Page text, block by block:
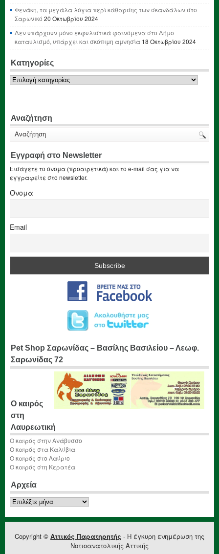
Φενάκη, τα μεγάλα λόγια περί κάθαρσης των σκανδάλων στο
Σαρωνικό 20 Οκτωβρίου 2024
Δεν υπάρχουν μόνο εκφυλιστικά φαινόμενα στο Δήμο
καταυλισμό, υπάρχει και σκόπιμη αμνησία 18 Οκτωβρίου 2024
Κατηγορίες
Κατηγορίες
Αναζήτηση
Εγγραφή στο Newsletter
Εισάγετε το όνομα (προαιρετικά) και το e-mail σας για να
εγγραφείτε στο newsletter.
Όνομα
Email
Pet Shop Σαρωνίδας – Βασίλης Βασιλείου – Λεωφ.
Σαρωνίδας 72
Ο καιρός
στη
Λαυρεωτική
Ο καιρός στην Ανάβυσσο
Ο καιρός στα Καλύβια
Ο καιρός στο Λαύριο
Ο καιρός στη Κερατέα
Αρχεία
Αρχεία
Copyright © Αττικός Παρατηρητής - Η έγκυρη ενημέρωση της
Νοτιοανατολικής Αττικής